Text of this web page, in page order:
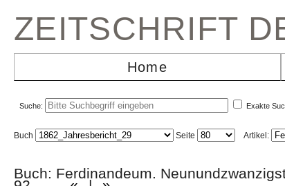
ZEITSCHRIFT
Home
Suche: Exakte
Buch Seite Artikel:
Buch: Ferdinandeum.